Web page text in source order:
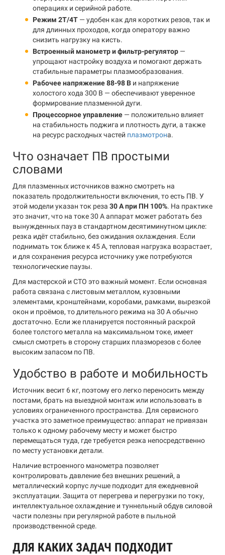
операциях и серийной работе.
Режим 2T/4T — удобен как для коротких резов, так и
для длинных проходов, когда оператору важно
снизить нагрузку на кисть.
Встроенный манометр и фильтр-регулятор —
упрощают настройку воздуха и помогают держать
стабильные параметры плазмообразования.
Рабочее напряжение 88-98 В и напряжение
холостого хода 300 В — обеспечивают уверенное
формирование плазменной дуги.
Процессорное управление — положительно влияет
на стабильность поджига и плотность дуги, а также
на ресурс расходных частей плазмотрона.
Что означает ПВ простыми
словами
Для плазменных источников важно смотреть на
показатель продолжительности включения, то есть ПВ. У
этой модели указан ток реза 30 А при ПН 100%. На практике
это значит, что на токе 30 А аппарат может работать без
вынужденных пауз в стандартном десятиминутном цикле:
резка идёт стабильно, без ожидания охлаждения. Если
поднимать ток ближе к 45 А, тепловая нагрузка возрастает,
и для сохранения ресурса источнику уже потребуются
технологические паузы.
Для мастерской и СТО это важный момент. Если основная
работа связана с листовым металлом, кузовными
элементами, кронштейнами, коробами, рамками, вырезкой
окон и проёмов, то длительного режима на 30 А обычно
достаточно. Если же планируется постоянный раскрой
более толстого металла на максимальном токе, имеет
смысл смотреть в сторону старших плазморезов с более
высоким запасом по ПВ.
Удобство в работе и мобильность
Источник весит 6 кг, поэтому его легко переносить между
постами, брать на выездной монтаж или использовать в
условиях ограниченного пространства. Для сервисного
участка это заметное преимущество: аппарат не привязан
только к одному рабочему месту и может быстро
перемещаться туда, где требуется резка непосредственно
по месту установки детали.
Наличие встроенного манометра позволяет
контролировать давление без внешних решений, а
металлический корпус лучше подходит для ежедневной
эксплуатации. Защита от перегрева и перегрузки по току,
интеллектуальное охлаждение и туннельный обдув силовой
части полезны при регулярной работе в пыльной
производственной среде.
ДЛЯ КАКИХ ЗАДАЧ ПОДХОДИТ